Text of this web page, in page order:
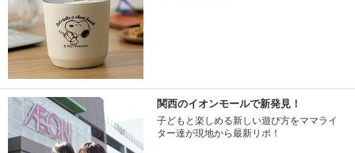
関西のイオンモールで新発見！
子どもと楽しめる新しい遊び方をママライ
ター達が現地から最新リポ！